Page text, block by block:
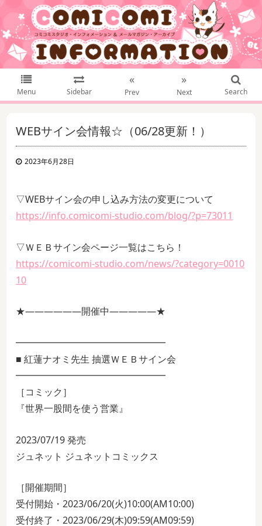
Menu Sidebar
«
Prev
»
Next Search
WEBサイン会情報☆（06/28更新！）
2023年6月28日
▽WEBサイン会の申し込み方法の変更について
https://info.comicomi-studio.com/blog/?p=73011
▽ＷＥＢサイン会ページ一覧はこちら！
https://comicomi-studio.com/news/?category=0010
10
★――――――開催中―――――★
━━━━━━━━━━━━━━━━
■ 紅蓮ナオミ先生 抽選ＷＥＢサイン会
━━━━━━━━━━━━━━━━
［コミック］
『世界一股間を使う営業』
2023/07/19 発売
ジュネット ジュネットコミックス
［開催期間］
受付開始・2023/06/20(火)10:00(AM10:00)
受付終了・2023/06/29(木)09:59(AM09:59)